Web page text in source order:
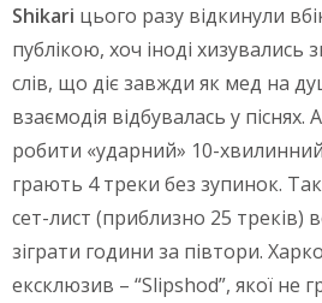
Shikari цього разу відкинули
публікою, хоч іноді хизувались
слів, що діє завжди як мед на
взаємодія відбувалась у
робити «ударний» 10-
грають 4 треки без зупинок.
сет-лист (приблизно 25 треків)
зіграти години за півтори.
ексклюзив – “Slipshod”, якої не